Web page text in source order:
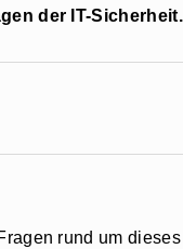
der IT-
rund um